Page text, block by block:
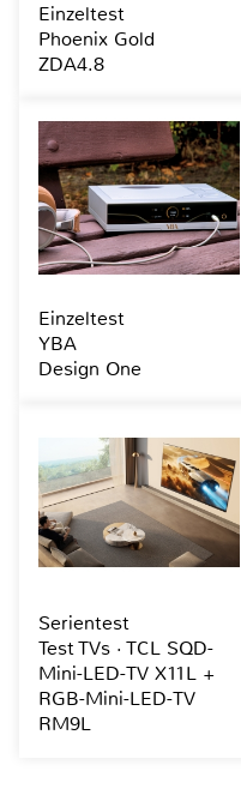
Einzeltest
Phoenix Gold
ZDA4.8
Einzeltest
YBA
Design One
Serientest
Test TVs · TCL SQD-
Mini-LED-TV X11L +
RGB-Mini-LED-TV
RM9L